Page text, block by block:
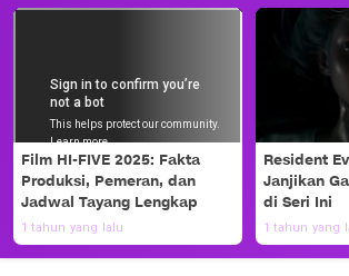
Film HI-FIVE 2025: Fakta
Produksi, Pemeran, dan
Jadwal Tayang Lengkap
1 tahun yang lalu
Resident
Janjikan
di Seri Ini
1 tahun yang